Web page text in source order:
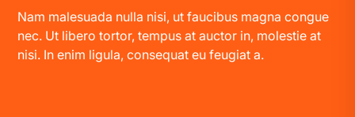
Nam malesuada nulla nisi, ut faucibus magna congue
nec. Ut libero tortor, tempus at auctor in, molestie at
nisi. In enim ligula, consequat eu feugiat a.